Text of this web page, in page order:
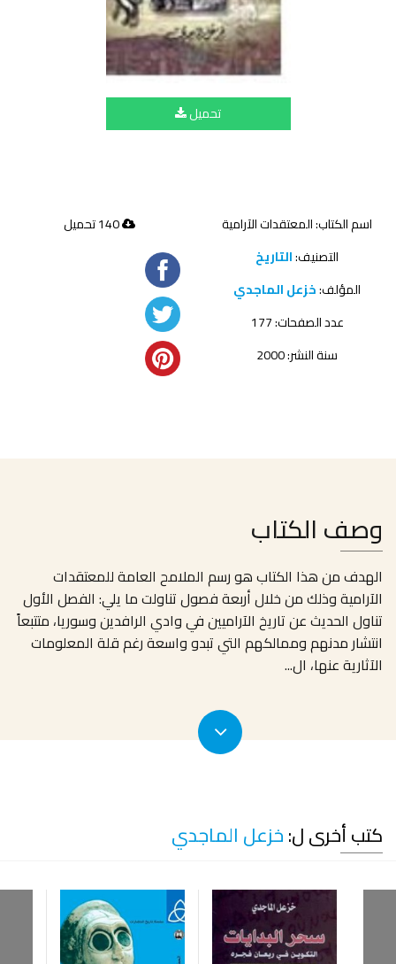
تحميل
اسم الكتاب: المعتقدات الآرامية
التصنيف:التاريخ
المؤلف:خزعل الماجدي
عدد الصفحات: 177
سنة النشر: 2000
140 تحميل
وصف الكتاب
الهدف من هذا الكتاب هو رسم الملامح العامة للمعتقدات
الآرامية وذلك من خلال أربعة فصول تناولت ما يلي: الفصل الأول
تناول الحديث عن تاريخ الآراميين في وادي الرافدين وسوريا، متتبعاً
انتشار مدنهم وممالكهم التي تبدو واسعة رغم قلة المعلومات
الآثارية عنها، ال...
كتب أخرى ل:خزعل الماجدي